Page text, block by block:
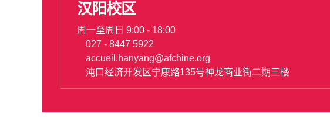
汉阳校区
周一至周日 9:00 - 18:00
027 - 8447 5922
accueil.hanyang@afchine.org
沌口经济开发区宁康路135号神龙商业街二期三楼